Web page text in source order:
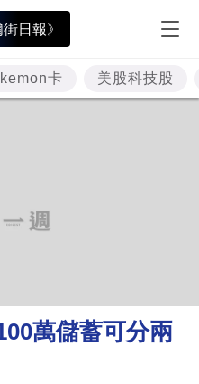
日報》
卡 美股科技股
萬儲蓄可分兩